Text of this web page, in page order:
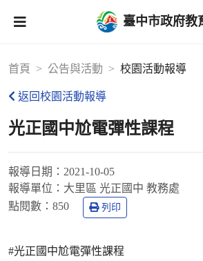
臺中市政府教
首頁 公告與活動 校園活動報導
返回校園活動報導
光正國中尬電彈性課程
報導日期： 2021-10-05
報導單位： 大里區 光正國中 教務處
點閱數： 850 列印
#光正國中尬電彈性課程